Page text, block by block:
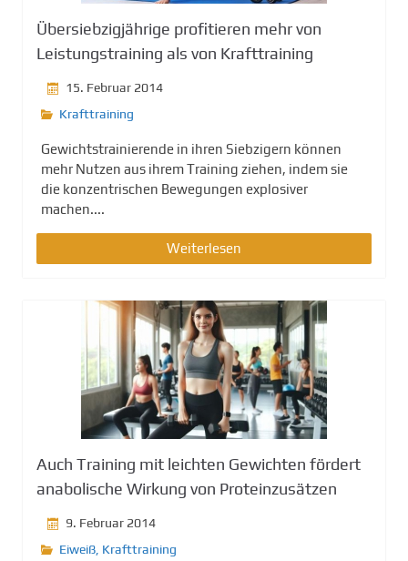
Übersiebzigjährige profitieren mehr von
Leistungstraining als von Krafttraining
15. Februar 2014
Krafttraining
Gewichtstrainierende in ihren Siebzigern können
mehr Nutzen aus ihrem Training ziehen, indem sie
die konzentrischen Bewegungen explosiver
machen....
Weiterlesen
Auch Training mit leichten Gewichten fördert
anabolische Wirkung von Proteinzusätzen
9. Februar 2014
Eiweiß, Krafttraining